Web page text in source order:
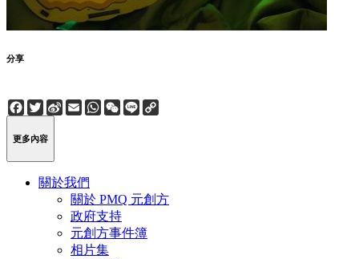
分享
Facebook
Twitter
Sina
Weibo
EmailWhatsApp
WeChat
Line
更多內容
關於我們
關於 PMQ 元創方
政府支持
元創方事件簿
相片集